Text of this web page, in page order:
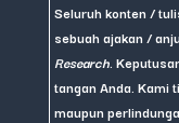
Seluruh konten /
sebuah ajakan /
Research .
tangan Anda. Kami
maupun